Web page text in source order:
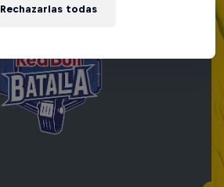
Rechazarlas todas